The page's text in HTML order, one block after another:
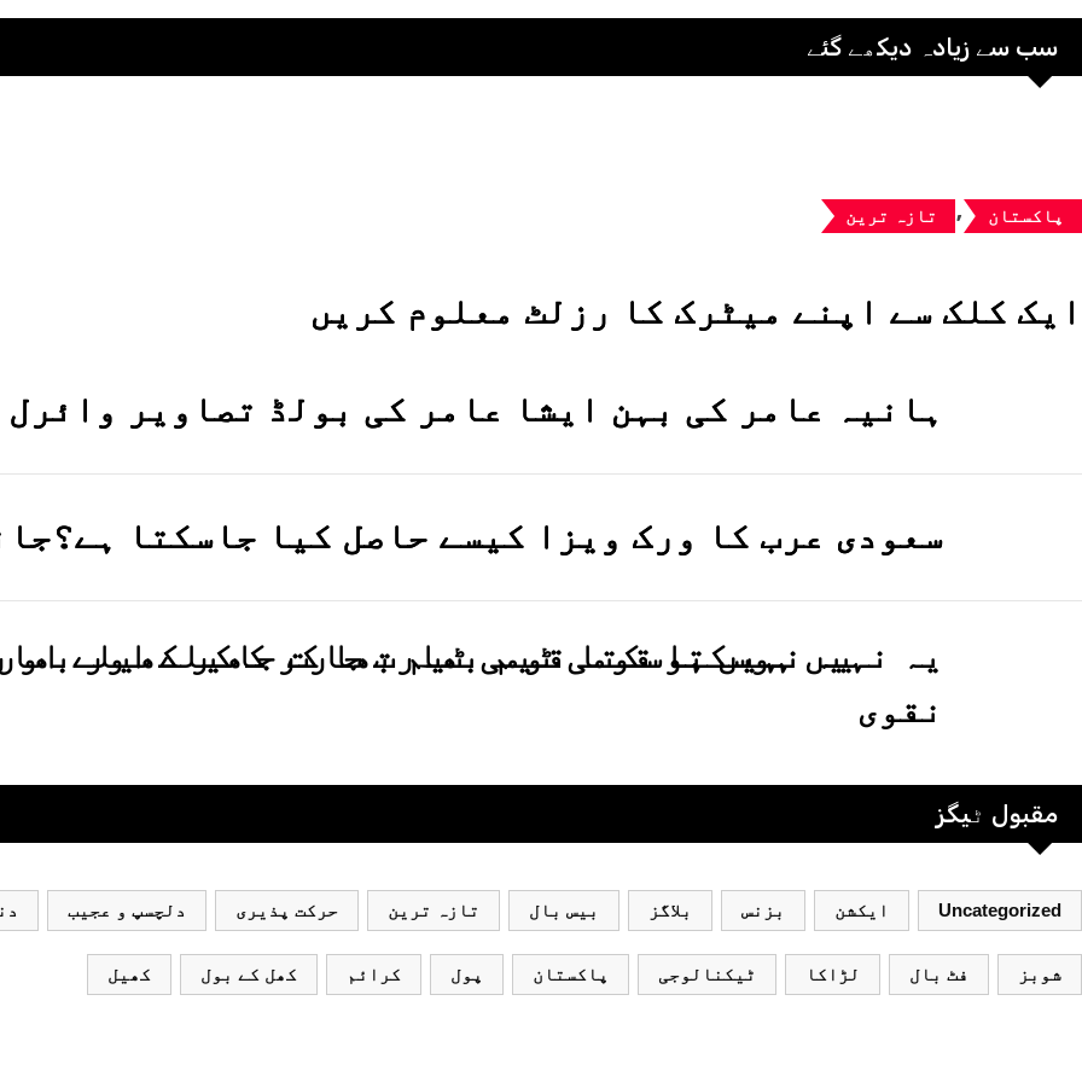
سب سے زیادہ دیکھے گئے
پاکستان , تازہ ترین
ایک کلک سے اپنے میٹرک کا رزلٹ معلوم کریں
ہانیہ عامر کی بہن ایشا عامر کی بولڈ تصاویر وائرل
سعودی عرب کا ورک ویزا کیسے حاصل کیا جاسکتا
یہ نہیں ہوسکتا قومی ٹیم بھارت جاکر کھیلے اور
نقوی
مقبول ٹیگز
Uncategorized ایکشن بزنس بلاگز بیس بال تازہ ترین حرکت پذیری دلچسپ و عجیب
شوبز فٹ بال لڑاکا ٹیکنالوجی پاکستان پول کرائم کھل کے بول کھیل